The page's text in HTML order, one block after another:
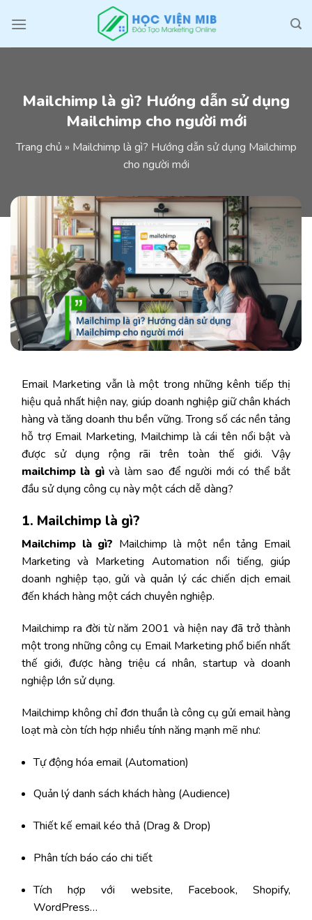
Mailchimp là gì? Hướng dẫn sử dụng
Mailchimp cho người mới
Trang chủ » Mailchimp là gì? Hướng dẫn sử dụng Mailchimp
cho người mới
Email Marketing vẫn là một trong những kênh tiếp thị
hiệu quả nhất hiện nay, giúp doanh nghiệp giữ chân khách
hàng và tăng doanh thu bền vững. Trong số các nền tảng
hỗ trợ Email Marketing, Mailchimp là cái tên nổi bật và
được sử dụng rộng rãi trên toàn thế giới. Vậy
mailchimp là gìvà làm sao để người mới có thể bắt
đầu sử dụng công cụ này một cách dễ dàng?
1. Mailchimp là gì?
Mailchimp là gì? Mailchimp là một nền tảng Email
Marketing và Marketing Automation nổi tiếng, giúp
doanh nghiệp tạo, gửi và quản lý các chiến dịch email
đến khách hàng một cách chuyên nghiệp.
Mailchimp ra đời từ năm 2001 và hiện nay đã trở thành
một trong những công cụ Email Marketing phổ biến nhất
thế giới, được hàng triệu cá nhân, startup và doanh
nghiệp lớn sử dụng.
Mailchimp không chỉ đơn thuần là công cụ gửi email hàng
loạt mà còn tích hợp nhiều tính năng mạnh mẽ như:
Tự động hóa email (Automation)
Quản lý danh sách khách hàng (Audience)
Thiết kế email kéo thả (Drag & Drop)
Phân tích báo cáo chi tiết
Tích hợp với website, Facebook, Shopify,
WordPress…